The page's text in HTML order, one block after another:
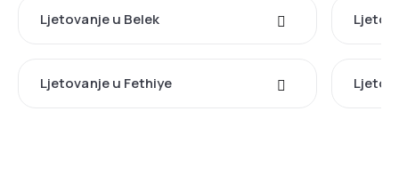
Ljetovanje u Belek
Ljetovanje u Fethiye